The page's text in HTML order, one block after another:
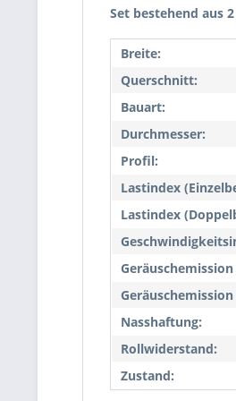
Set bestehend aus
Breite:
Querschnitt:
Bauart:
Durchmesser:
Profil:
Lastindex
Lastindex
Geräuschemission
Geräuschemission
Nasshaftung:
Rollwiderstand:
Zustand: